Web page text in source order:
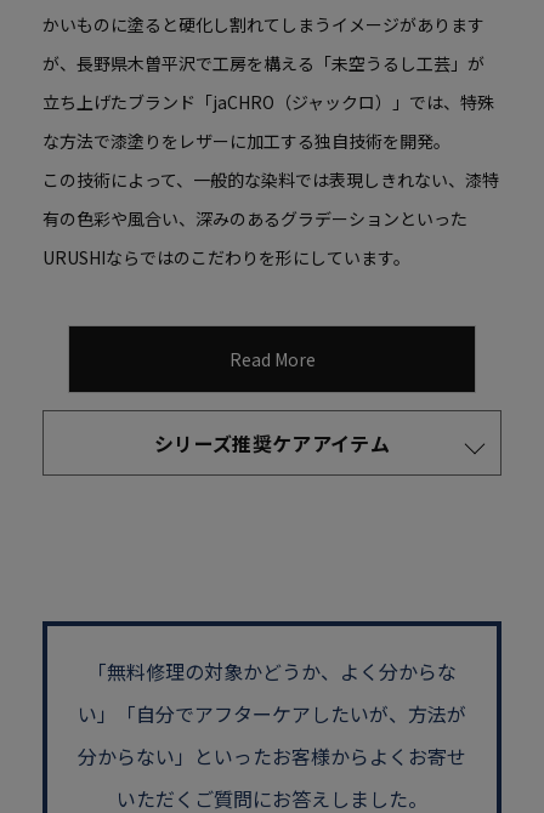
かいものに塗ると硬化し割れてしまうイメージがあります
が、長野県木曽平沢で工房を構える「未空うるし工芸」が
立ち上げたブランド「jaCHRO（ジャックロ）」では、特殊
な方法で漆塗りをレザーに加工する独自技術を開発。
この技術によって、一般的な染料では表現しきれない、漆特
有の色彩や風合い、深みのあるグラデーションといった
URUSHIならではのこだわりを形にしています。
Read More
シリーズ推奨ケアアイテム
「無料修理の対象かどうか、よく分からな
い」
「自分でアフターケアしたいが、方法が
分からない」といったお客様からよくお寄せ
いただくご質問にお答えしました。